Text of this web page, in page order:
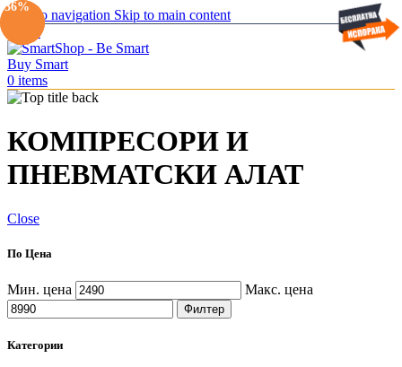
Skip to navigation Skip to main content
0 items
КОМПРЕСОРИ И
ПНЕВМАТСКИ АЛАТ
Close
По Цена
Мин. цена Макс. цена
Филтер
Категории
-10%
-36%